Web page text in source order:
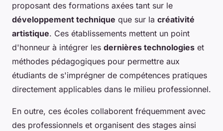
proposant des formations axées tant sur le
développement technique que sur la créativité
artistique. Ces établissements mettent un point
d'honneur à intégrer les dernières technologies et
méthodes pédagogiques pour permettre aux
étudiants de s'imprégner de compétences pratiques
directement applicables dans le milieu professionnel.
En outre, ces écoles collaborent fréquemment avec
des professionnels et organisent des stages ainsi